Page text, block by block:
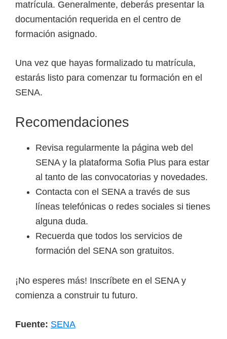
matrícula. Generalmente, deberás presentar la
documentación requerida en el centro de
formación asignado.
Una vez que hayas formalizado tu matrícula,
estarás listo para comenzar tu formación en el
SENA.
Recomendaciones
Revisa regularmente la página web del
SENA y la plataforma Sofia Plus para estar
al tanto de las convocatorias y novedades.
Contacta con el SENA a través de sus
líneas telefónicas o redes sociales si tienes
alguna duda.
Recuerda que todos los servicios de
formación del SENA son gratuitos.
¡No esperes más! Inscríbete en el SENA y
comienza a construir tu futuro.
Fuente: SENA